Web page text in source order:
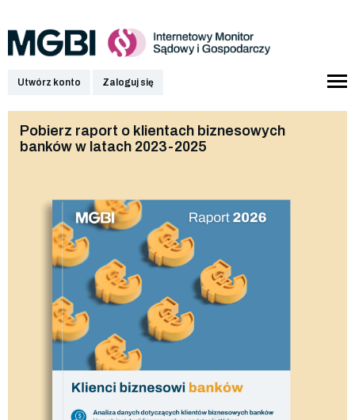
Utwórz konto Zaloguj się
Pobierz raport o klientach biznesowych
banków w latach 2023-2025